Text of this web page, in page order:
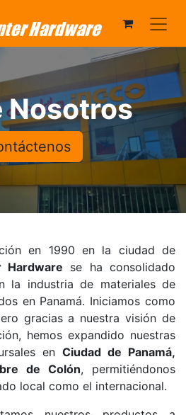
Nosotros
en 1990 en la ciudad de
Hardware se ha consolidado
la industria de materiales de
en Panamá. Iniciamos como
gracias a nuestra visión de
hemos expandido nuestras
en Ciudad de Panamá,
de Colón, permitiéndonos
local como el internacional.